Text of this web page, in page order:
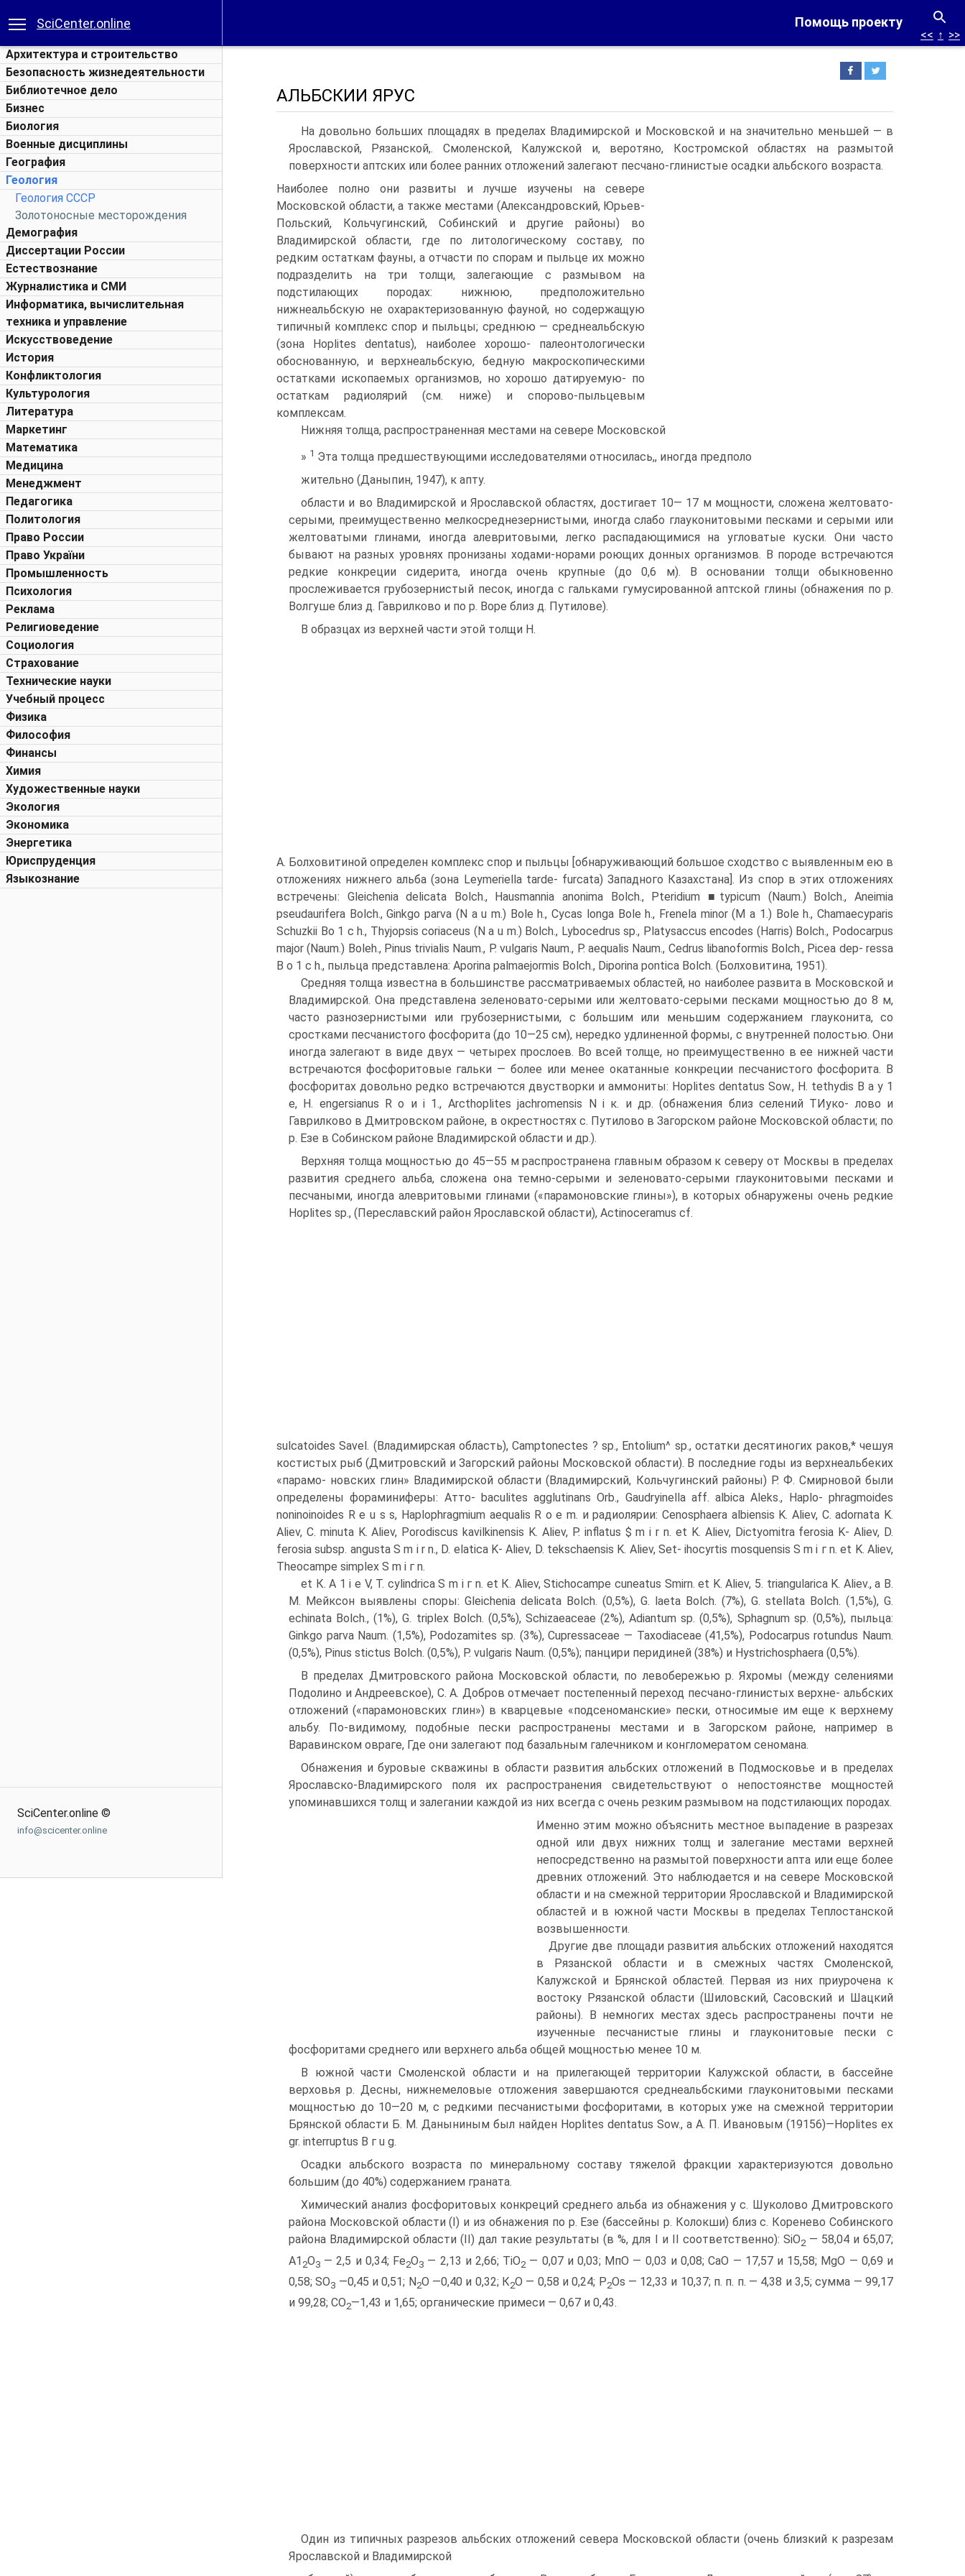
Помощь проекту
SciCenter.online
Архитектура и строительство
Безопасность жизнедеятельности
Библиотечное дело
Бизнес
Биология
Военные дисциплины
География
Геология
Геология СССР
Золотоносные месторождения
Демография
Диссертации России
Естествознание
Журналистика и СМИ
Информатика, вычислительная
техника и управление
Искусствоведение
История
Конфликтология
Культурология
Литература
Маркетинг
Математика
Медицина
Менеджмент
Педагогика
Политология
Право России
Право України
Промышленность
Психология
Реклама
Религиоведение
Социология
Страхование
Технические науки
Учебный процесс
Физика
Философия
Финансы
Химия
Художественные науки
Экология
Экономика
Энергетика
Юриспруденция
Языкознание
SciCenter.online ©
info@scicenter.online
<< ↑ >>
АЛЬБСКИИ ЯРУС
На довольно больших площадях в пределах Владимирской и Мо­сковской и на значительно меньшей — в
Ярославской, Рязанской,. Смоленской, Калужской и, веротяно, Костромской областях на размы­той
поверхности аптских или более ранних отложений залегают пес­чано-глинистые осадки альбского возраста.
Наиболее полно они раз­виты и лучше изучены на севере
Московской области, а также местами (Александровский, Юрьев-
Польский, Кольчугинский, Собинский и дру­гие районы) во
Владимирской области, где по литологическому соста­ву, по
редким остаткам фауны, а отчасти по спорам и пыльце их можно
подразделить на три толщи, залегающие с размывом на
подстилающих породах: нижнюю, предположительно
нижнеальбскую не охарактери­зованную фауной, но содержащую
типичный комплекс спор и пыльцы; среднюю — среднеальбскую
(зона Hoplites dentatus), наиболее хорошо- палеонтологически
обоснованную, и верхнеальбскую, бедную макроско­пическими
остатками ископаемых организмов, но хорошо датируемую- по
остаткам радиолярий (см. ниже) и спорово-пыльцевым
комплексам.
Нижняя толща, распространенная местами на севере Московской
» 1 Эта толща предшествующими исследователями относилась,, иногда предполо­
жительно (Даныпин, 1947), к апту.
области и во Владимирской и Ярославской областях, достигает 10— 17 м мощности, сложена желтовато-
серыми, преимущественно мелко­среднезернистыми, иногда слабо глауконитовыми песками и серыми или
желтоватыми глинами, иногда алевритовыми, легко распадающи­мися на угловатые куски. Они часто
бывают на разных уровнях про­низаны ходами-норами роющих донных организмов. В породе встреча­ются
редкие конкреции сидерита, иногда очень крупные (до 0,6 м). В основании толщи обыкновенно
прослеживается грубозернистый пе­сок, иногда с гальками гумусированной аптской глины (обнажения по р.
Волгуше близ д. Гаврилково и по р. Воре близ д. Путилове).
В образцах из верхней части этой толщи Н.
А. Болховитиной опре­делен комплекс спор и пыльцы [обнаруживающий большое сходство с выявленным ею в
отложениях нижнего альба (зона Leymeriella tarde- furcata) Западного Казахстана]. Из спор в этих отложениях
встречены: Gleichenia delicata Bolch., Hausmannia anonima Bolch., Pteridium ■typicum (Naum.) Bolch., Aneimia
pseudaurifera Bolch., Ginkgo parva (N a u m.) Bole h., Cycas longa Bole h., Frenela minor (M a 1.) Bole h., Chamaecyparis
Schuzkii Bo 1 c h., Thyjopsis coriaceus (N a u m.) Bolch., Lybocedrus sp., Platysaccus encodes (Harris) Bolch., Po­docarpus
major (Naum.) Boleh., Pinus trivialis Naum., P. vulgaris Naum., P. aequalis Naum., Cedrus libanoformis Bolch., Picea dep- ressa
В о 1 c h., пыльца представлена: Aporina palmaejormis Bolch., Diporina pontica Bolch. (Болховитина, 1951).
Средняя толща известна в большинстве рассматриваемых областей, но наиболее развита в Московской и
Владимирской. Она представлена зеленовато-серыми или желтовато-серыми песками мощностью до 8 м,
часто разнозернистыми или грубозернистыми, с большим или меньшим содержанием глауконита, со
сростками песчанистого фосфорита (до 10—25 см), нередко удлиненной формы, с внутренней полостью. Они
иногда залегают в виде двух — четырех прослоев. Во всей толще, но преимущественно в ее нижней части
встречаются фосфоритовые галь­ки — более или менее окатанные конкреции песчанистого фосфорита. В
фосфоритах довольно редко встречаются двустворки и аммониты: Hoplites dentatus Sow., Н. tethydis В а у 1
е, Н. engersianus R о и і 1., Arcthoplites jachromensis N і к. и др. (обнажения близ селений ТИуко- лово и
Гаврилково в Дмитровском районе, в окрестностях с. Путилово в Загорском районе Московской области; по
р. Езе в Собинском районе Владимирской области и др.).
Верхняя толща мощностью до 45—55 м распространена главным об­разом к северу от Москвы в пределах
развития среднего альба, сложе­на она темно-серыми и зеленовато-серыми глауконитовыми песками и
песчаными, иногда алевритовыми глинами («парамоновские глины»), в которых обнаружены очень редкие
Hoplites sp., (Переславский район Ярославской области), Actinoceramus cf.
sulcatoides Savel. (Влади­мирская область), Camptonectes ? sp., Entolium^ sp., остатки десятино­гих раков,* чешуя
костистых рыб (Дмитровский и Загорский районы Московской области). В последние годы из верхнеальбеких
«парамо- новских глин» Владимирской области (Владимирский, Кольчугинский районы) Р. Ф. Смирновой были
определены фораминиферы: Атто- baculites agglutinans Orb., Gaudryinella aff. albica Aleks., Haplo- phragmoides
noninoinoides R e u s s, Haplophragmium aequalis R о e m. и радиолярии: Cenosphaera albiensis K. Aliev, C. adornata K.
Aliev, C. minuta K. Aliev, Porodiscus kavilkinensis K. Aliev, P. inflatus $ m і r n. et K. Aliev, Dictyomitra ferosia K- Aliev, D.
ferosia subsp. angusta S m і r n., D. elatica K- Aliev, D. tekschaensis K. Aliev, Set- ihocyrtis mosquensis S m і г n. et K. Aliev,
Theocampe simplex S m і г n.
et К. А 1 і е V, Т. cylindrica S m і г n. et К. Aliev, Stichocampe cuneatus Smirn. et K. Aliev, 5. triangularica K. Aliev., а В.
M. Мейксон выявлены споры: Gleichenia delicata Bolch. (0,5%), G. laeta Bolch. (7%), G. stellata Bolch. (1,5%), G.
echinata Bolch., (1%), G. trip­lex Bolch. (0,5%), Schizaeaceae (2%), Adiantum sp. (0,5%), Sphag­num sp. (0,5%), пыльца:
Ginkgo parva Naum. (1,5%), Podozamites sp. (3%), Cupressaceae — Taxodiaceae (41,5%), Podocarpus rotundus Naum.
(0,5%), Pinus stictus Bolch. (0,5%), P. vulgaris Naum. (0,5%); панцири перидиней (38%) и Hystrichosphaera (0,5%).
В пределах Дмитровского района Московской области, по левобе­режью р. Яхромы (между селениями
Подолино и Андреевское), С. А. Добров отмечает постепенный переход песчано-глинистых верхне- альбских
отложений («парамоновских глин») в кварцевые «подсено­манские» пески, относимые им еще к верхнему
альбу. По-видимому, подобные пески распространены местами и в Загорском районе, напри­мер в
Варавинском овраге, Где они залегают под базальным галечни­ком и конгломератом сеномана.
Обнажения и буровые скважины в области развития альбских отложений в Подмосковье и в пределах
Ярославско-Владимирского поля их распространения свидетельствуют о непостоянстве мощностей
упоминавшихся толщ и залегании каждой из них всегда с очень резким размывом на подстилающих породах.
Именно этим можно объяснить местное выпадение в разрезах
одной или двух нижних толщ и залега­ние местами верхней
непосредственно на размытой поверхности апта или еще более
древних отложений. Это наблюдается и на севере Мо­сковской
области и на смежной территории Ярославской и Владимир­ской
областей и в южной части Москвы в пределах Теплостанской
воз­вышенности.
Другие две площади развития альбских отложений находятся
в Рязанской области и в смежных частях Смоленской,
Калужской и Брянской областей. Первая из них приурочена к
востоку Рязанской области (Шиловский, Сасовский и Шацкий
районы). В немногих ме­стах здесь распространены почти не
изученные песчанистые глины и глауконитовые пески с
фосфоритами среднего или верхнего альба об­щей мощностью менее 10 м.
В южной части Смоленской области и на прилегающей территории Калужской области, в бассейне
верховья р. Десны, нижнемеловые от­ложения завершаются среднеальбскими глауконитовыми песками
мощ­ностью до 10—20 м, с редкими песчанистыми фосфоритами, в которых уже на смежной территории
Брянской области Б. М. Даныниным был найден Hoplites dentatus Sow., а А. П. Ивановым (19156)—Hoplites ex
gr. interruptus В г u g.
Осадки альбского возраста по минеральному составу тяжелой фракции характеризуются довольно
большим (до 40%) содержанием граната.
Химический анализ фосфоритовых конкреций среднего альба из об­нажения у с. Шуколово Дмитровского
района Московской области (I) и из обнажения по р. Езе (бассейны р. Колокши) близ с. Коренево Собинского
района Владимирской области (II) дал такие результаты (в %, для I и II соответственно): SiO2— 58,04 и 65,07;
А1 2О3 — 2,5 и 0,34; Fe2O3 — 2,13 и 2,66; TiO2 — 0,07 и 0,03; МпО — 0,03 и 0,08; СаО — 17,57 и 15,58; MgO — 0,69 и
0,58; SO3 —0,45 и 0,51; N2O —0,40 и 0,32; К2О — 0,58 и 0,24; P2Os — 12,33 и 10,37; п. п. п. — 4,38 и 3,5; сумма — 99,17
и 99,28; СО2—1,43 и 1,65; органические примеси — 0,67 и 0,43.
Один из типичных разрезов альбских отложений севера Москов­ской области (очень близкий к разрезам
Ярославской и Владимирской